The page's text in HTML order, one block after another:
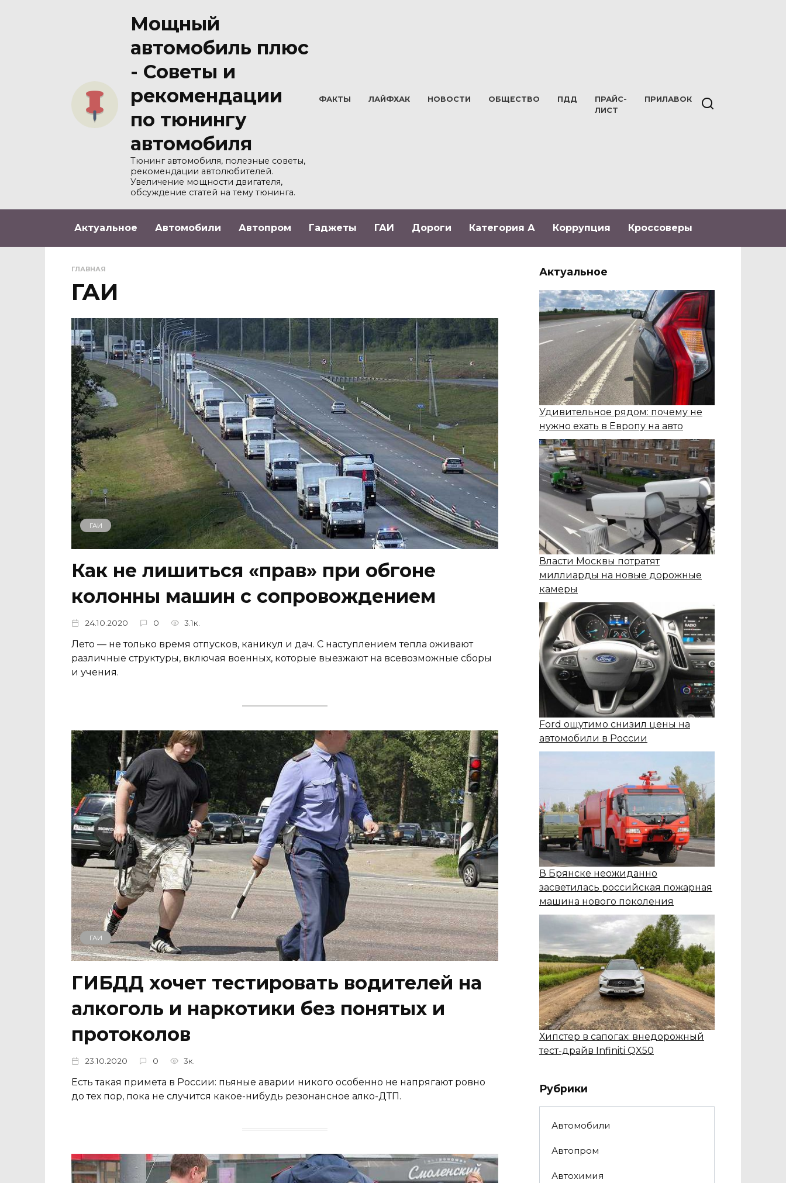
Мощный
автомобиль плюс
- Советы и
рекомендации
по тюнингу
автомобиля
Тюнинг автомобиля, полезные советы,
рекомендации автолюбителей.
Увеличение мощности двигателя,
обсуждение статей на тему тюнинга.
ФАКТЫ ЛАЙФХАК НОВОСТИ ОБЩЕСТВО ПДД
ПРАЙС-
ЛИСТ
ПРИЛАВОК
Актуальное Автомобили Автопром Гаджеты ГАИ Дороги Категория А Коррупция Кроссоверы
ГЛАВНАЯ
ГАИ
ГАИ
Как не лишиться «прав» при обгоне
колонны машин с сопровождением
24.10.2020 0 3.1к.
Лето — не только время отпусков, каникул и дач. С наступлением тепла оживают
различные структуры, включая военных, которые выезжают на всевозможные сборы
и учения.
ГАИ
ГИБДД хочет тестировать водителей на
алкоголь и наркотики без понятых и
протоколов
23.10.2020 0 3к.
Есть такая примета в России: пьяные аварии никого особенно не напрягают ровно
до тех пор, пока не случится какое-нибудь резонансное алко-ДТП.
Актуальное
Удивительное рядом: почему не
нужно ехать в Европу на авто
Власти Москвы потратят
миллиарды на новые дорожные
камеры
Ford ощутимо снизил цены на
автомобили в России
В Брянске неожиданно
засветилась российская пожарная
машина нового поколения
Хипстер в сапогах: внедорожный
тест-драйв Infiniti QX50
Рубрики
Автомобили
Автопром
Автохимия